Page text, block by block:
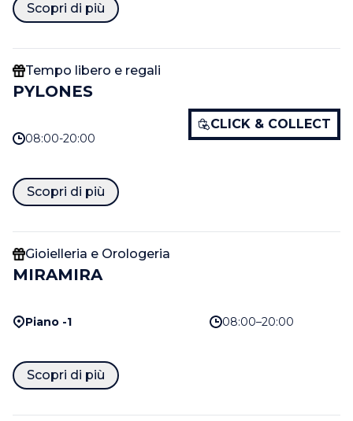
Scopri di più
Tempo libero e regali
PYLONES
CLICK & COLLECT
08:00-20:00
Scopri di più
Gioielleria e Orologeria
MIRAMIRA
Piano -1 08:00–20:00
Scopri di più